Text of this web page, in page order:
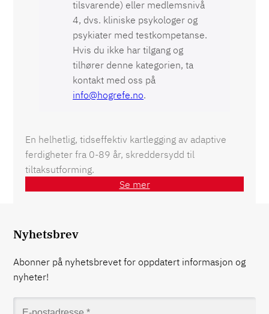
tilsvarende) eller medlemsnivå
4, dvs. kliniske psykologer og
psykiater med testkompetanse.
Hvis du ikke har tilgang og
tilhører denne kategorien, ta
kontakt med oss på
info@hogrefe.no.
En helhetlig, tidseffektiv kartlegging av adaptive
ferdigheter fra 0-89 år, skreddersydd til
tiltaksutforming.
Se mer
Nyhetsbrev
Abonner på nyhetsbrevet for oppdatert informasjon og
nyheter!